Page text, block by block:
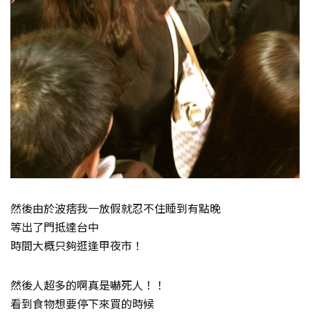
然後由於波痞我一放假就忍不住睡到有點晚
等出了門抵達台中
時間大概只夠逛逢甲夜市！
然後人超多的啊真是嚇死人！！
看到食物想要停下來買的時候